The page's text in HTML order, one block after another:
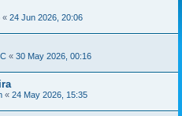
« 24 Jun 2026, 20:06
« 30 May 2026, 00:16
« 24 May 2026, 15:35